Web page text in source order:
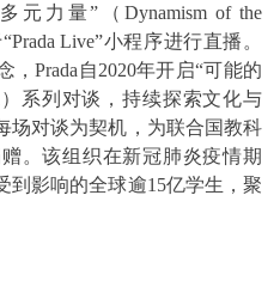
力量”（Dynamism of the
Live”小程序进行直播。
Prada自2020年开启“可能的
）系列对谈，持续探索文化与
场对谈为契机，为联合国教科
。该组织在新冠肺炎疫情期
到影响的全球逾15亿学生，聚